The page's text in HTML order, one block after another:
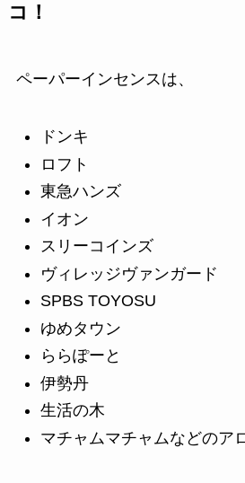
コ！
ペーパーインセンスは、
ドンキ
ロフト
東急ハンズ
イオン
スリーコインズ
ヴィレッジヴァンガード
SPBS TOYOSU
ゆめタウン
ららぽーと
伊勢丹
生活の木
マチャムマチャムなどのア